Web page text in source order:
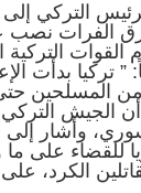
التركي
شرق الفرات
القوات
تركيا بدأت
المسلحين حتى
أن الجيش
وأشار إلى
للقضاء على
الكرد،